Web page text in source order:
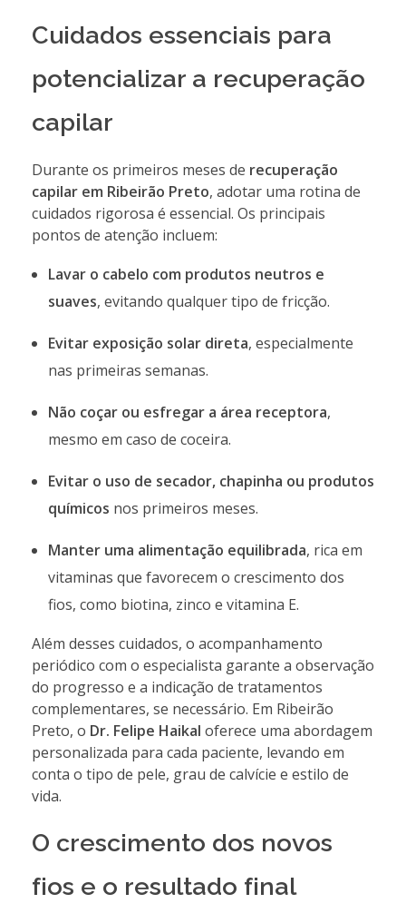
Cuidados essenciais para
potencializar a recuperação
capilar
Durante os primeiros meses de recuperação
capilar em Ribeirão Preto, adotar uma rotina de
cuidados rigorosa é essencial. Os principais
pontos de atenção incluem:
Lavar o cabelo com produtos neutros e
suaves, evitando qualquer tipo de fricção.
Evitar exposição solar direta, especialmente
nas primeiras semanas.
Não coçar ou esfregar a área receptora,
mesmo em caso de coceira.
Evitar o uso de secador, chapinha ou produtos
químicos nos primeiros meses.
Manter uma alimentação equilibrada, rica em
vitaminas que favorecem o crescimento dos
fios, como biotina, zinco e vitamina E.
Além desses cuidados, o acompanhamento
periódico com o especialista garante a observação
do progresso e a indicação de tratamentos
complementares, se necessário. Em Ribeirão
Preto, o Dr. Felipe Haikal oferece uma abordagem
personalizada para cada paciente, levando em
conta o tipo de pele, grau de calvície e estilo de
vida.
O crescimento dos novos
fios e o resultado final